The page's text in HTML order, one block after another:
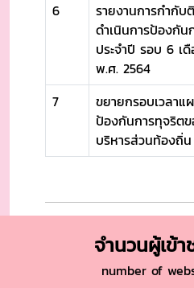
6
รายงานการกำกับ
ดำเนินการป้องกัน
ประจำปี รอบ 6 เ
พ.ศ. 2564
7
ขยายกรอบเวลา
ป้องกันการทุจริต
บริหารส่วนท้องถิ่น
จำนวนผู้เข้า
number of